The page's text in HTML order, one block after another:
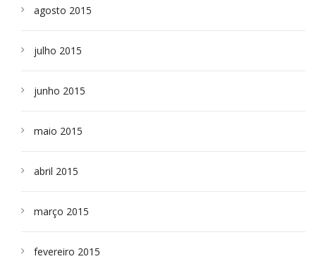
agosto 2015
julho 2015
junho 2015
maio 2015
abril 2015
março 2015
fevereiro 2015